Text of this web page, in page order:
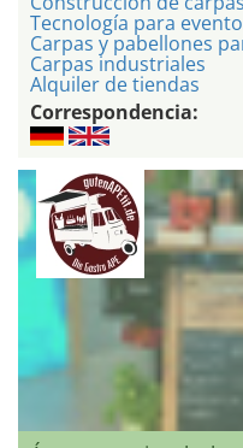
Tecnología para
Carpas y pabellones
Carpas industriales
Alquiler de tiendas
Correspondencia: